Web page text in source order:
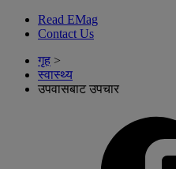
Read EMag
Contact Us
गृह >
स्वास्थ्य
उपवासबाट उपचार